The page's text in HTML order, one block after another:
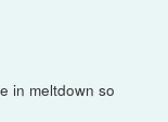
in meltdown so